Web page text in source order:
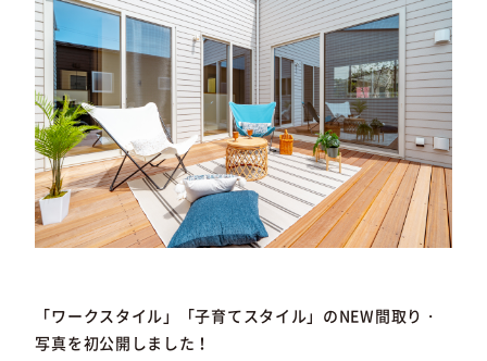
「ワークスタイル」「子育てスタイル」のNEW間取り・
写真を初公開しました！